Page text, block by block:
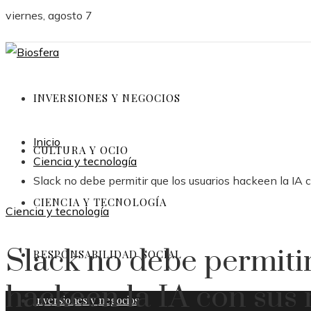
viernes, agosto 7
INVERSIONES Y NEGOCIOS
CULTURA Y OCIO
CIENCIA Y TECNOLOGÍA
RESPONSABILIDAD SOCIAL
Inversiones y negocios
Inicio
Ciencia y tecnología
Slack no debe permitir que los usuarios hackeen la IA
Ciencia y tecnología
Slack no debe
hackeen la IA con sus